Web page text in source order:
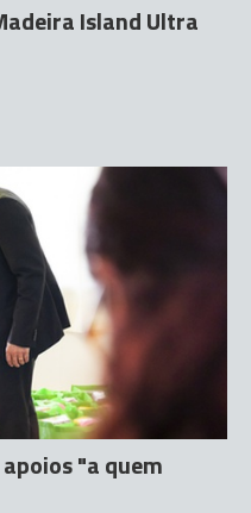
Island Ultra
"a quem